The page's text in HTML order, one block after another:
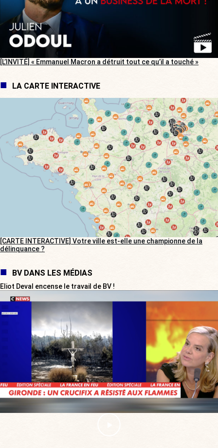
[L’INVITÉ] « Emmanuel Macron a détruit tout ce qu’il a touché »
LA CARTE INTERACTIVE
[CARTE INTERACTIVE] Votre ville est-elle une championne de la
délinquance ?
BV DANS LES MÉDIAS
Eliot Deval encense le travail de BV !